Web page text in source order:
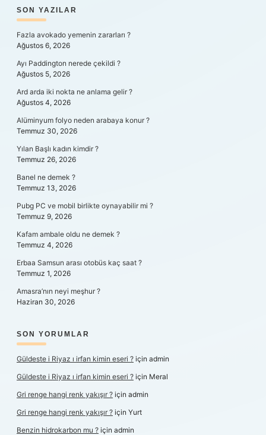
SIDEBAR
SON YAZILAR
Fazla avokado yemenin zararları ?
Ağustos 6, 2026
Ayı Paddington nerede çekildi ?
Ağustos 5, 2026
Ard arda iki nokta ne anlama gelir ?
Ağustos 4, 2026
Alüminyum folyo neden arabaya konur ?
Temmuz 30, 2026
Yılan Başlı kadın kimdir ?
Temmuz 26, 2026
Banel ne demek ?
Temmuz 13, 2026
Pubg PC ve mobil birlikte oynayabilir mi ?
Temmuz 9, 2026
Kafam ambale oldu ne demek ?
Temmuz 4, 2026
Erbaa Samsun arası otobüs kaç saat ?
Temmuz 1, 2026
Amasra’nın neyi meşhur ?
Haziran 30, 2026
SON YORUMLAR
Güldeste i Riyaz ı irfan kimin eseri ? için admin
Güldeste i Riyaz ı irfan kimin eseri ? için Meral
Gri renge hangi renk yakışır ? için admin
Gri renge hangi renk yakışır ? için Yurt
Benzin hidrokarbon mu ? için admin